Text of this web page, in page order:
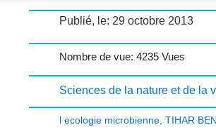
Publié, le: 29 octobre 2013
Nombre de vue: 4235 Vues
Sciences de la nature et de la
l ecologie microbienne, TIHAR